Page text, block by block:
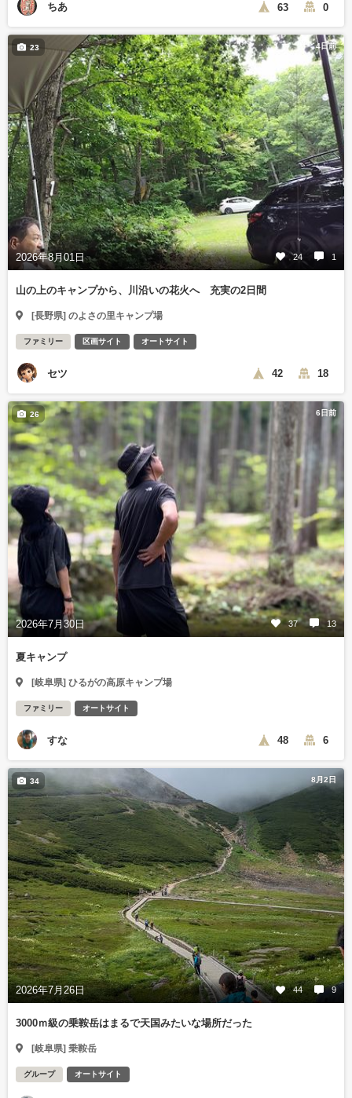
ちあ 63 0
4日前
2026年8月01日 24 1
23
山の上のキャンプから、川沿いの花火へ 充実の2日間
[長野県] のよさの里キャンプ場
ファミリー 区画サイト オートサイト
セツ 42 18
6日前
2026年7月30日 37 13
26
夏キャンプ
[岐阜県] ひるがの高原キャンプ場
ファミリー オートサイト
すな 48 6
8月2日
2026年7月26日 44 9
34
3000ｍ級の乗鞍岳はまるで天国みたいな場所だった
[岐阜県] 乗鞍岳
グループ オートサイト